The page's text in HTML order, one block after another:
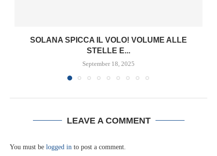
SOLANA SPICCA IL VOLO! VOLUME ALLE
STELLE E...
September 18, 2025
LEAVE A COMMENT
You must be logged in to post a comment.